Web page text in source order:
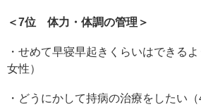
＜7位 体力・体調の管理＞
・せめて早寝早起きくらいはできる
女性）
・どうにかして持病の治療をしたい（